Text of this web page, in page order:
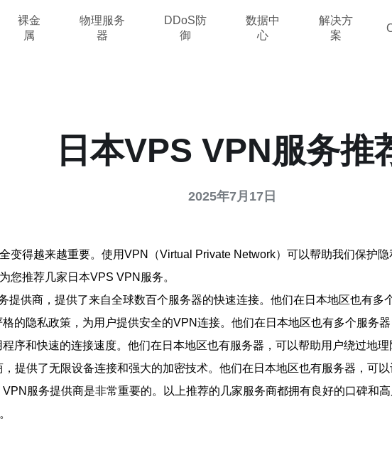
裸金
属
物理服务
器
DDoS防
御
数据中
心
解决方
案
日本VPS VPN服务推
2025年7月17日
变得越来越重要。使用VPN（Virtual Private Network）可以帮助我们保护
您推荐几家日本VPS VPN服务。
提供商，提供了来自全球数百个服务器的快速连接。他们在日本地区也有多
的隐私政策，为用户提供安全的VPN连接。他们在日本地区也有多个服务
序和快速的连接速度。他们在日本地区也有服务器，可以帮助用户绕过地理
提供了无限设备连接和强大的加密技术。他们在日本地区也有服务器，可以
服务提供商是非常重要的。以上推荐的几家服务商都拥有良好的口碑和